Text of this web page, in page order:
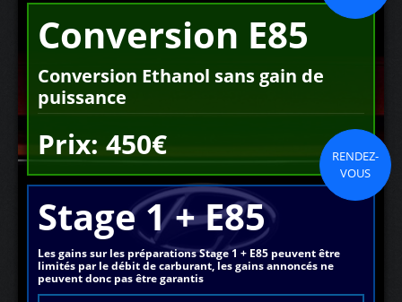
Conversion E85
Conversion Ethanol sans gain de
puissance
Prix: 450€
RENDEZ-
VOUS
Stage 1 + E85
Les gains sur les préparations Stage 1 + E85 peuvent être
limités par le débit de carburant, les gains annoncés ne
peuvent donc pas être garantis